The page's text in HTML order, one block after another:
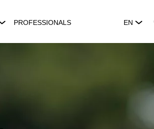
PROFESSIONALS EN